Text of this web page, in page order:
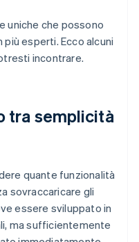
uniche che possono
esperti. Ecco alcuni
incontrare.
tra semplicità
quante funzionalità
sovraccaricare gli
essere sviluppato in
ma sufficientemente